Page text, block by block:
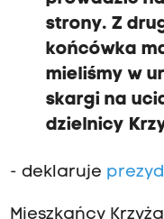
strony. Z
końcówka
mieliśmy w
skargi na
dzielnicy
- deklaruje
Mieszkańcy